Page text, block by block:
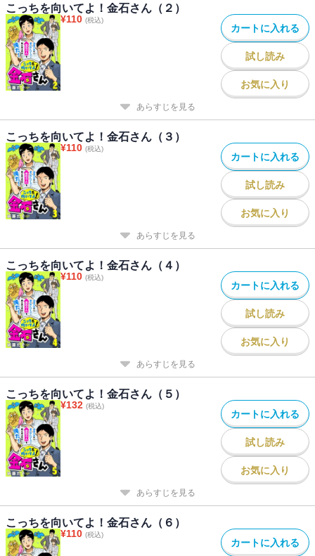
こっちを向いてよ！金石さん（２）
¥110 (税込)
カートに入れる
試し読み
お気に入り
あらすじを見る
こっちを向いてよ！金石さん（３）
¥110 (税込)
カートに入れる
試し読み
お気に入り
あらすじを見る
こっちを向いてよ！金石さん（４）
¥110 (税込)
カートに入れる
試し読み
お気に入り
あらすじを見る
こっちを向いてよ！金石さん（５）
¥132 (税込)
カートに入れる
試し読み
お気に入り
あらすじを見る
こっちを向いてよ！金石さん（６）
¥110 (税込)
カートに入れる